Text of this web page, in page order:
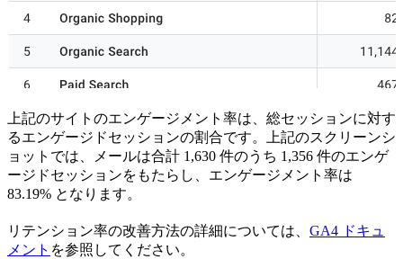
上記のサイトのエンゲージメント率は、総セッションに対す
るエンゲージドセッションの割合です。上記のスクリーンシ
ョットでは、メールは合計 1,630 件のうち 1,356 件のエンゲ
ージドセッションをもたらし、エンゲージメント率は
83.19% となります。
リテンション率の改善方法の詳細については、 GA4 ドキュ
メント を参照してください。